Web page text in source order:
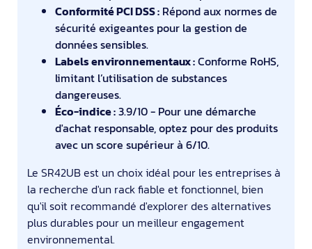
Conformité PCI DSS : Répond aux normes de
sécurité exigeantes pour la gestion de
données sensibles.
Labels environnementaux :Conforme RoHS,
limitant l’utilisation de substances
dangereuses.
Éco-indice :3.9/10 - Pour une démarche
d'achat responsable, optez pour des produits
avec un score supérieur à 6/10.
Le SR42UB est un choix idéal pour les entreprises à
la recherche d'un rack fiable et fonctionnel, bien
qu'il soit recommandé d'explorer des alternatives
plus durables pour un meilleur engagement
environnemental.